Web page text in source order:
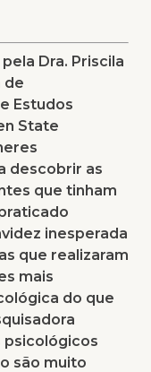
Dra. Priscila
de
Estudos
State
descobrir as
que tinham
inesperada
que realizaram
mais
do que
psicológicos
são muito